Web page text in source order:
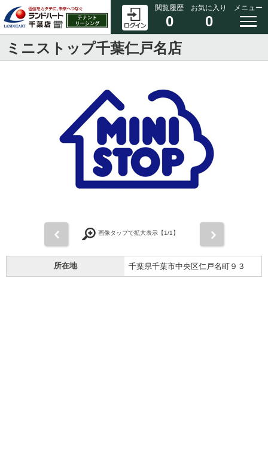
閲覧履歴
0
お気に入り
0
メニュー
ミニストップ千葉仁戸名店
画像タップで拡大表示【1/1】
所在地 千葉県千葉市中央区仁戸名町９３